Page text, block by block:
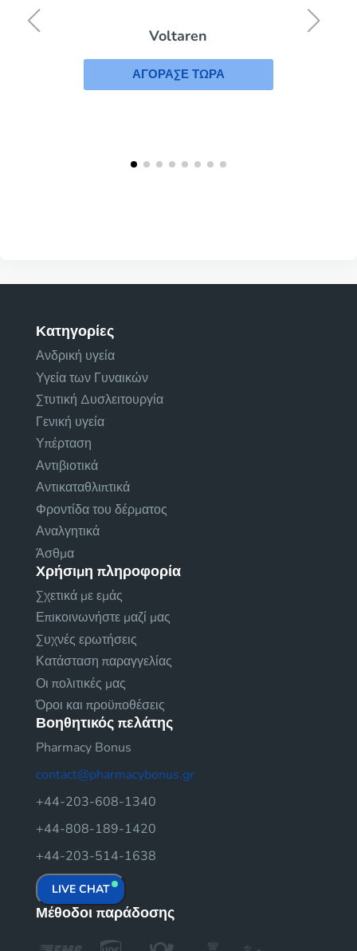
Voltaren
ΑΓΟΡΑΣΕ ΤΩΡΑ
Κατηγορίες
Ανδρική υγεία
Υγεία των Γυναικών
Στυτική Δυσλειτουργία
Γενική υγεία
Υπέρταση
Αντιβιοτικά
Αντικαταθλιπτικά
Φροντίδα του δέρματος
Αναλγητικά
Άσθμα
Χρήσιμη πληροφορία
Σχετικά με εμάς
Επικοινωνήστε μαζί μας
Συχνές ερωτήσεις
Κατάσταση παραγγελίας
Οι πολιτικές μας
Όροι και προϋποθέσεις
Βοηθητικός πελάτης
Pharmacy Bonus
contact@pharmacybonus.gr
+44-203-608-1340
+44-808-189-1420
+44-203-514-1638
LIVE CHAT
Μέθοδοι παράδοσης